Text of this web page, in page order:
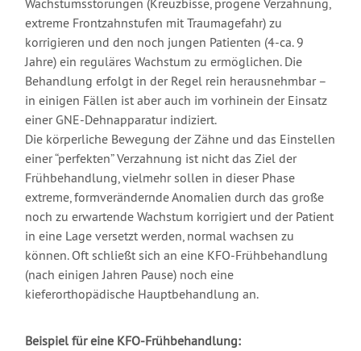
extreme Frontzahnstufen mit Traumagefahr) zu
korrigieren und den noch jungen Patienten (4-ca. 9
Jahre) ein reguläres Wachstum zu ermöglichen. Die
Behandlung erfolgt in der Regel rein herausnehmbar –
in einigen Fällen ist aber auch im vorhinein der Einsatz
einer GNE-Dehnapparatur indiziert.
Die körperliche Bewegung der Zähne und das Einstellen
einer “perfekten” Verzahnung ist nicht das Ziel der
Frühbehandlung, vielmehr sollen in dieser Phase
extreme, formverändernde Anomalien durch das große
noch zu erwartende Wachstum korrigiert und der Patient
in eine Lage versetzt werden, normal wachsen zu
können. Oft schließt sich an eine KFO-Frühbehandlung
(nach einigen Jahren Pause) noch eine
kieferorthopädische Hauptbehandlung an.
Beispiel für eine KFO-Frühbehandlung: